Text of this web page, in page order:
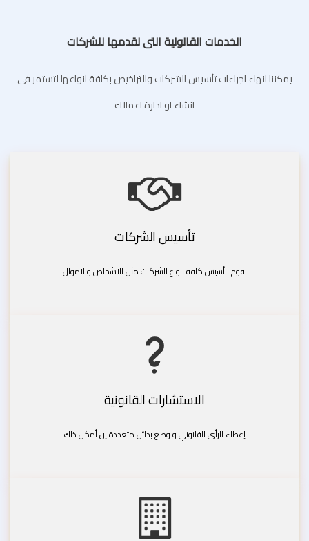
الخدمات القانونية التى نقدمها للشركات
يمكننا انهاء اجراءات تأسيس الشركات والتراخيص بكافة انواعها لتستمر فى
انشاء او ادارة اعمالك
تأسيس الشركات
نقوم بتأسيس كافة انواع الشركات مثل الاشخاص والاموال
الاستشارات القانونية
إعطاء الرأى القانوني و وضع بدائل متعددة إن أمكن ذلك